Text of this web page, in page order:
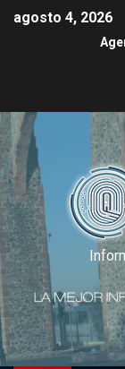
agosto 4, 2026